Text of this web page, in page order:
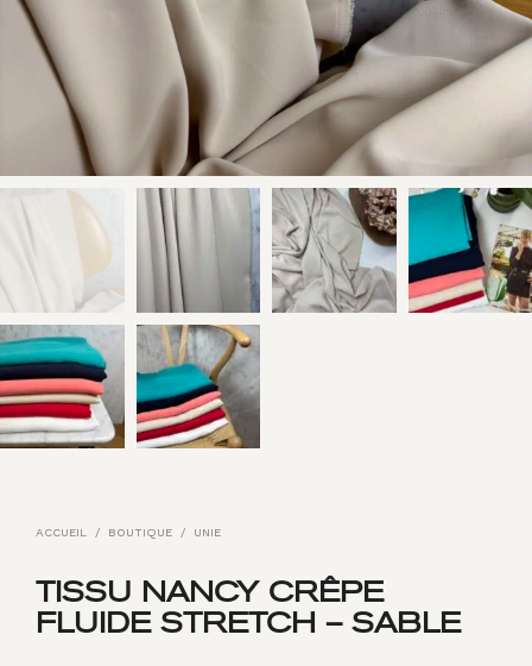
ACCUEIL / BOUTIQUE / UNIE
TISSU NANCY CRÊPE
FLUIDE STRETCH – SABLE